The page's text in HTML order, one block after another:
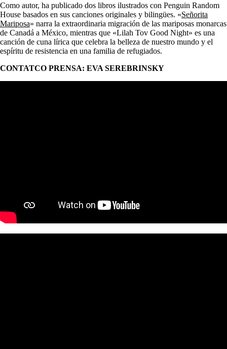
Como autor, ha publicado dos libros ilustrados con Penguin Random
House basados en sus canciones originales y bilingües. «Señorita
Mariposa» narra la extraordinaria migración de las mariposas monarcas
de Canadá a México, mientras que «Lilah Tov Good Night» es una
canción de cuna lírica que celebra la belleza de nuestro mundo y el
espíritu de resistencia en una familia de refugiados.
CONTATCO PRENSA: EVA SEREBRINSKY